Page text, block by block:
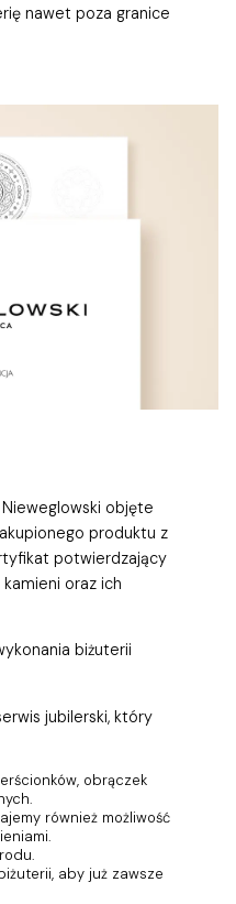
nawet poza granice
objęte
produktu z
potwierdzający
oraz ich
biżuterii
jubilerski, który
obrączek
również możliwość
aby już zawsze